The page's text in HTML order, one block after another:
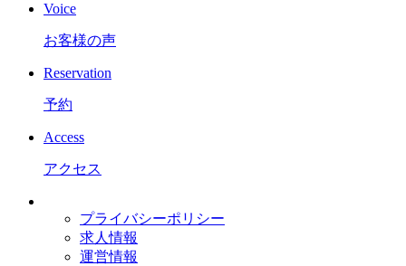
Voice
お客様の声
Reservation
予約
Access
アクセス
プライバシーポリシー
求人情報
運営情報